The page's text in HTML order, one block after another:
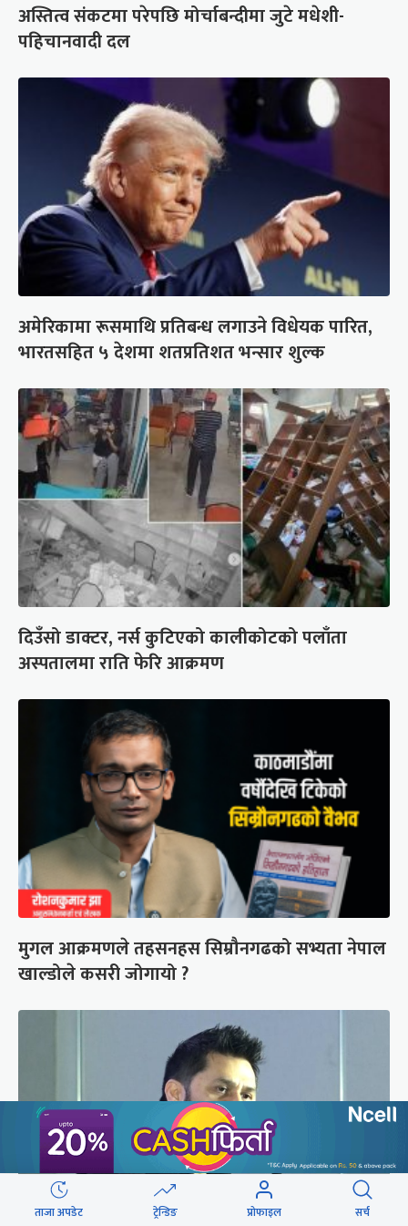
अस्तित्व संकटमा परेपछि मोर्चाबन्दीमा जुटे मधेशी-
पहिचानवादी दल
अमेरिकामा रूसमाथि प्रतिबन्ध लगाउने विधेयक पारित,
भारतसहित ५ देशमा शतप्रतिशत भन्सार शुल्क
दिउँसो डाक्टर, नर्स कुटिएको कालीकोटको पलाँता
अस्पतालमा राति फेरि आक्रमण
मुगल आक्रमणले तहसनहस सिम्रौनगढको सभ्यता नेपाल
खाल्डोले कसरी जोगायो ?
ताजा अपडेट ट्रेन्डिङ प्रोफाइल सर्च